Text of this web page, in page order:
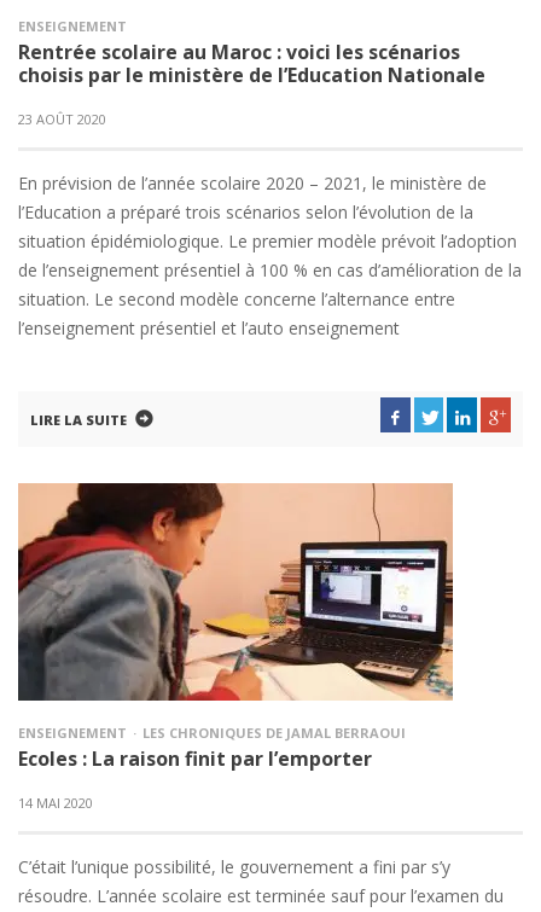
ENSEIGNEMENT
Rentrée scolaire au Maroc : voici les scénarios
choisis par le ministère de l’Education Nationale
23 AOÛT 2020
En prévision de l’année scolaire 2020 – 2021, le ministère de
l’Education a préparé trois scénarios selon l’évolution de la
situation épidémiologique. Le premier modèle prévoit l’adoption
de l’enseignement présentiel à 100 % en cas d’amélioration de la
situation. Le second modèle concerne l’alternance entre
l’enseignement présentiel et l’auto enseignement
LIRE LA SUITE
ENSEIGNEMENT LES CHRONIQUES DE JAMAL BERRAOUI
Ecoles : La raison finit par l’emporter
14 MAI 2020
C’était l’unique possibilité, le gouvernement a fini par s’y
résoudre. L’année scolaire est terminée sauf pour l’examen du